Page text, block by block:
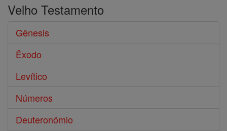
Velho Testamento
Gênesis
Êxodo
Levítico
Números
Deuteronômio